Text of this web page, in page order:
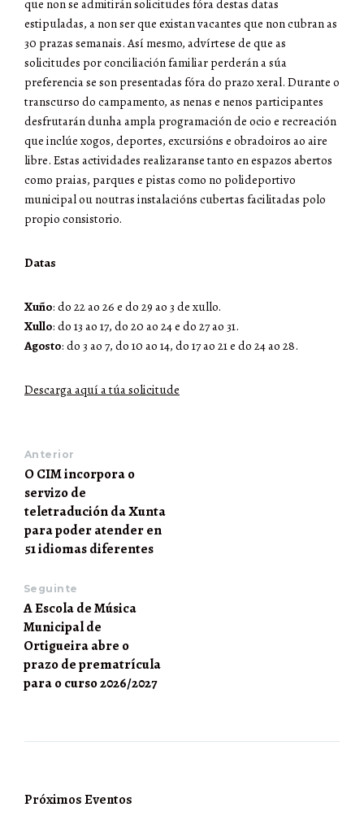
que non se admitirán solicitudes fóra destas datas
estipuladas, a non ser que existan vacantes que non cubran as
30 prazas semanais.Así mesmo, advírtese de que as
solicitudes por conciliación familiar perderán a súa
preferencia se son presentadas fóra do prazo xeral. Durante o
transcurso do campamento, as nenas e nenos participantes
desfrutarán dunha ampla programación de ocio e recreación
que inclúe xogos, deportes, excursións e obradoiros ao aire
libre. Estas actividades realizaranse tanto en espazos abertos
como praias, parques e pistas como no polideportivo
municipal ou noutras instalacións cubertas facilitadas polo
propio consistorio.
Datas
Xuño: do 22 ao 26 e do 29 ao 3 de xullo.
Xullo: do 13 ao 17, do 20 ao 24 e do 27 ao 31.
Agosto: do 3 ao 7, do 10 ao 14, do 17 ao 21 e do 24 ao 28.
Descarga aquí a túa solicitude
Anterior
O CIM incorpora o
servizo de
teletradución da Xunta
para poder atender en
51 idiomas diferentes
Seguinte
A Escola de Música
Municipal de
Ortigueira abre o
prazo de prematrícula
para o curso 2026/2027
Próximos Eventos